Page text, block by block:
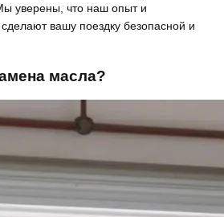
уверены, что наш опыт и
вашу поездку безопасной и
масла?